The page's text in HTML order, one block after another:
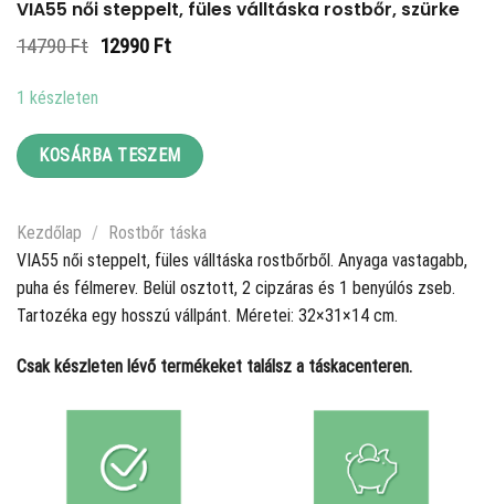
VIA55 női steppelt, füles válltáska rostbőr, szürke
14790Ft Original
12990 FtCurrent
1 készleten
KOSÁRBA TESZEM
Kezdőlap /
Rostbőr táska
VIA55 női steppelt, füles válltáska rostbőrből. Anyaga vastagabb,
puha és félmerev. Belül osztott, 2 cipzáras és 1 benyúlós zseb.
Tartozéka egy hosszú vállpánt. Méretei: 32×31×14 cm.
Csak készleten lévő termékeket találsz a táskacenteren.